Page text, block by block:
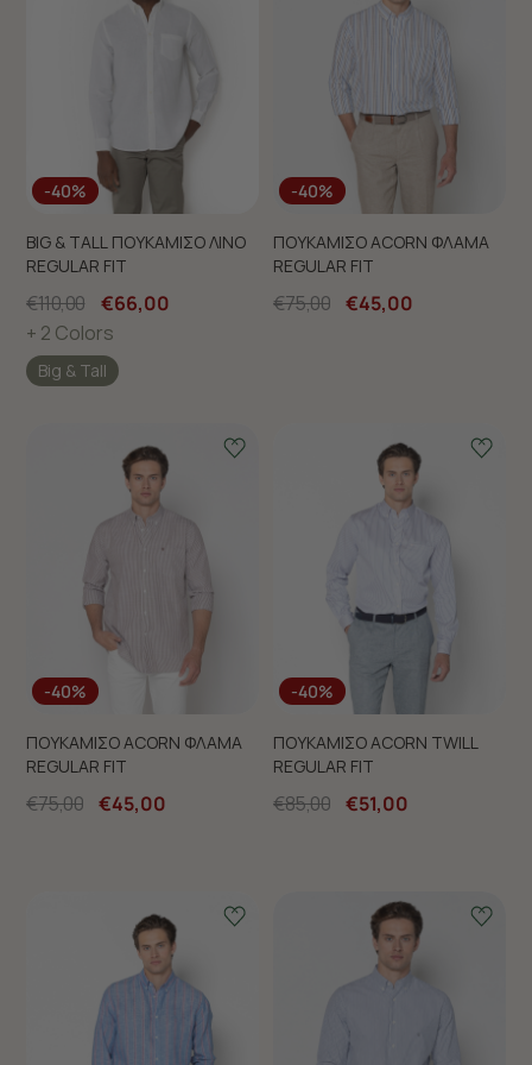
-40%
BIG & TALL ΠΟΥΚΑΜΙΣΟ ΛΙΝΟ
REGULAR FIT
€110,00
€66,00
+ 2 Colors
Big & Tall
-40%
ΠΟΥΚΑΜΙΣΟ ACORN ΦΛΑΜΑ
REGULAR FIT
€75,00 €45,00
-40%
ΠΟΥΚΑΜΙΣΟ ACORN ΦΛΑΜΑ
REGULAR FIT
€75,00 €45,00
-40%
ΠΟΥΚΑΜΙΣΟ ACORN TWILL
REGULAR FIT
€85,00 €51,00